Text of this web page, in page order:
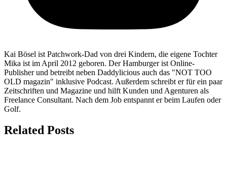
Kai Bösel ist Patchwork-Dad von drei Kindern, die eigene Tochter
Mika ist im April 2012 geboren. Der Hamburger ist Online-
Publisher und betreibt neben Daddylicious auch das "NOT TOO
OLD magazin" inklusive Podcast. Außerdem schreibt er für ein paar
Zeitschriften und Magazine und hilft Kunden und Agenturen als
Freelance Consultant. Nach dem Job entspannt er beim Laufen oder
Golf.
Related Posts